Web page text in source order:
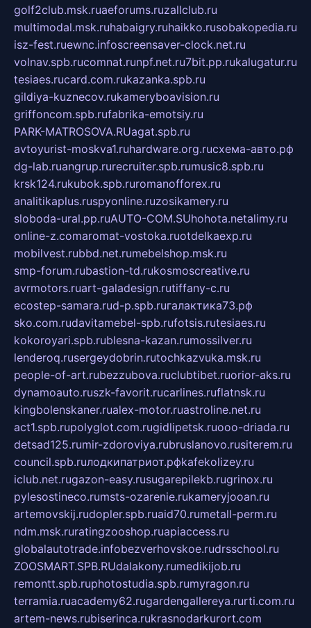
golf2club.msk.ruaeforums.ruzallclub.ru
multimodal.msk.ruhabaigry.ruhaikko.rusobakopedia.ru
isz-fest.ruewnc.infoscreensaver-clock.net.ru
volnav.spb.rucomnat.runpf.net.ru7bit.pp.rukalugatur.ru
tesiaes.rucard.com.rukazanka.spb.ru
gildiya-kuznecov.rukameryboavision.ru
griffoncom.spb.rufabrika-emotsiy.ru
PARK-MATROSOVA.RUagat.spb.ru
avtoyurist-moskva1.ruhardware.org.ruсхема-авто.рф
dg-lab.ruangrup.rurecruiter.spb.rumusic8.spb.ru
krsk124.rukubok.spb.ruromanofforex.ru
analitikaplus.ruspyonline.ruzosikamery.ru
sloboda-ural.pp.ruAUTO-COM.SUhohota.netalimy.ru
online-z.comaromat-vostoka.ruotdelkaexp.ru
mobilvest.rubbd.net.rumebelshop.msk.ru
smp-forum.rubastion-td.rukosmoscreative.ru
avrmotors.ruart-galadesign.rutiffany-c.ru
ecostep-samara.rud-p.spb.ruгалактика73.рф
sko.com.rudavitamebel-spb.rufotsis.rutesiaes.ru
kokoroyari.spb.rublesna-kazan.rumossilver.ru
lenderoq.rusergeydobrin.rutochkazvuka.msk.ru
people-of-art.rubezzubova.ruclubtibet.ruorior-aks.ru
dynamoauto.ruszk-favorit.rucarlines.ruflatnsk.ru
kingbolenskaner.rualex-motor.ruastroline.net.ru
act1.spb.rupolyglot.com.rugidlipetsk.ruooo-driada.ru
detsad125.rumir-zdoroviya.rubruslanovo.rusiterem.ru
council.spb.ruлодкипатриот.рфkafekolizey.ru
iclub.net.rugazon-easy.rusugarepilekb.rugrinox.ru
pylesostineco.rumsts-ozarenie.rukameryjooan.ru
artemovskij.rudopler.spb.ruaid70.rumetall-perm.ru
ndm.msk.ruratingzooshop.ruapiaccess.ru
globalautotrade.infobezverhovskoe.rudrsschool.ru
ZOOSMART.SPB.RUdalakony.rumedikijob.ru
remontt.spb.ruphotostudia.spb.rumyragon.ru
terramia.ruacademy62.rugardengallereya.rurti.com.ru
artem-news.rubiserinca.rukrasnodarkurort.com